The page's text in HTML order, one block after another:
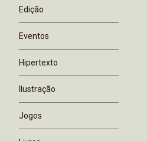
Edição
Eventos
Hipertexto
Ilustração
Jogos